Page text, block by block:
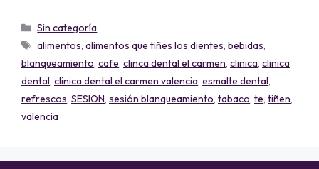
Sin categoría
alimentos,alimentos que tiñes los dientes,bebidas,
blanqueamiento, cafe, clinca dental el carmen, clinica, clinica
dental, clinica dental el carmen valencia, esmalte dental,
refrescos, SESION, sesión blanqueamiento, tabaco, te, tiñen,
valencia